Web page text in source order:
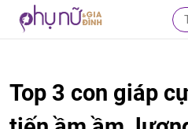
Top 3 con giáp